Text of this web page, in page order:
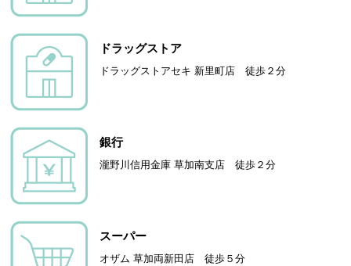
ドラッグストア
ドラッグストアセキ 新里町店 徒歩２分
銀行
瀧野川信用金庫 草加南支店 徒歩２分
スーパー
オザム 草加両新田店 徒歩５分